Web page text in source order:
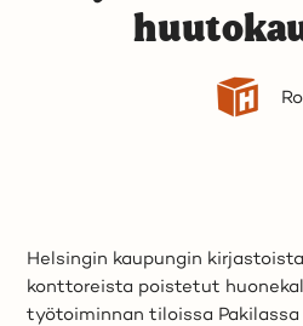
Helsingin kaupungin
konttoreista poistetut
työtoiminnan tiloissa Pakilassa